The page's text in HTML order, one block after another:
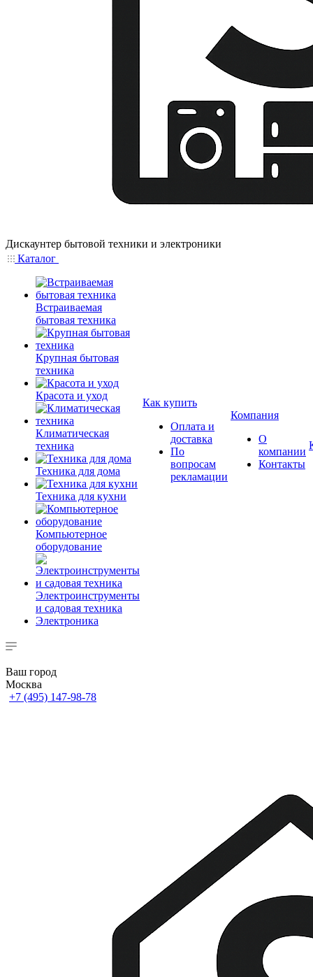
Дискаунтер бытовой техники и электроники
Каталог
Встраиваемая
бытовая техника
Крупная бытовая
техника
Красота и уход
Климатическая
техника
Техника для дома
Техника для кухни
Компьютерное
оборудование
Электроинструменты
и садовая техника
Электроника
Как купить
Оплата и
доставка
По
вопросам
рекламации
Компания
О
компании
Контакты
Ваш город
Москва
+7 (495) 147-98-78